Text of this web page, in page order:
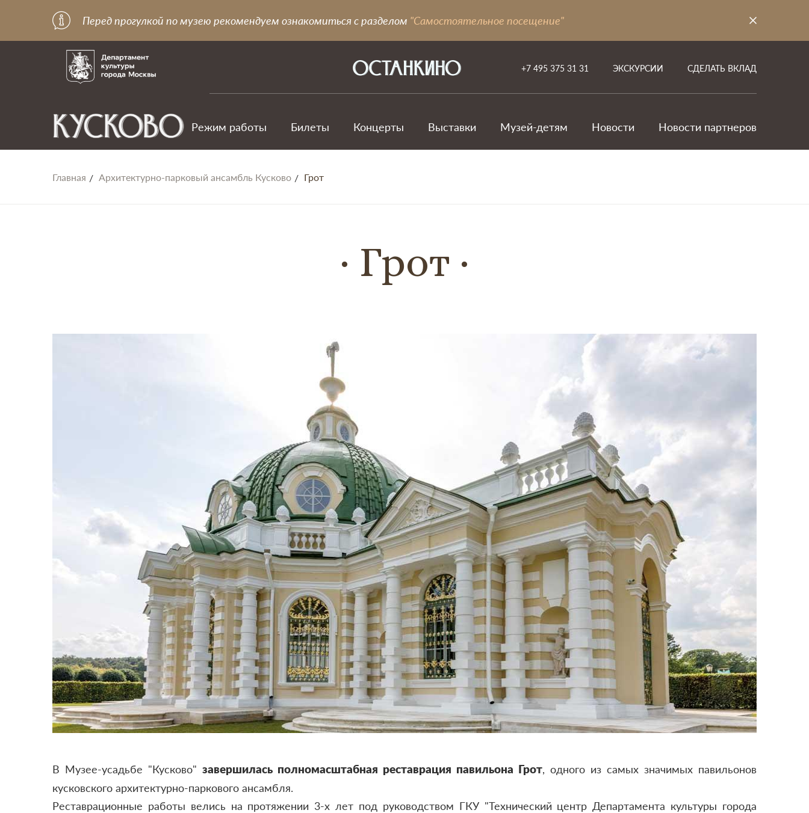
Перед прогулкой по музею рекомендуем ознакомиться с разделом "Самостоятельное посещение"
+7 495 375 31 31 ЭКСКУРСИИ СДЕЛАТЬ ВКЛАД
Режим работы Билеты Концерты Выставки Музей-детям Новости Новости партнеров
Главная Архитектурно-парковый ансамбль Кусково Грот
Грот
В Музее-усадьбе "Кусково" завершилась полномасштабная реставрация павильона Грот, одного из самых значимых павильонов
кусковского архитектурно-паркового ансамбля.
Реставрационные работы велись на протяжении 3-х лет под руководством ГКУ "Технический центр Департамента культуры города